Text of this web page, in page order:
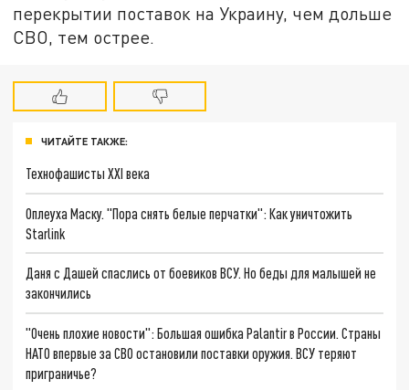
перекрытии поставок на Украину, чем дольше
СВО, тем острее.
ЧИТАЙТЕ ТАКЖЕ:
Технофашисты XXI века
Оплеуха Маску. "Пора снять белые перчатки": Как уничтожить
Starlink
Даня с Дашей спаслись от боевиков ВСУ. Но беды для малышей не
закончились
"Очень плохие новости": Большая ошибка Palantir в России. Страны
НАТО впервые за СВО остановили поставки оружия. ВСУ теряют
приграничье?